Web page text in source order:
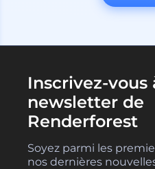
Inscrivez-vous
newsletter de
Renderforest
Soyez parmi les
nos dernières